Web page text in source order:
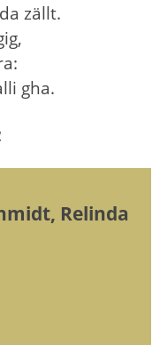
zällt.
gha.
Relinda